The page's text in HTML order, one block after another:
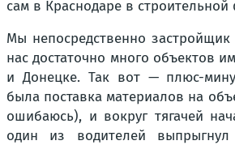
сам в Краснодаре в
Мы непосредственно
нас достаточно много объектов
и Донецке. Так вот — плюс-
была поставка материалов на
ошибаюсь), и вокруг тягачей
один из водителей